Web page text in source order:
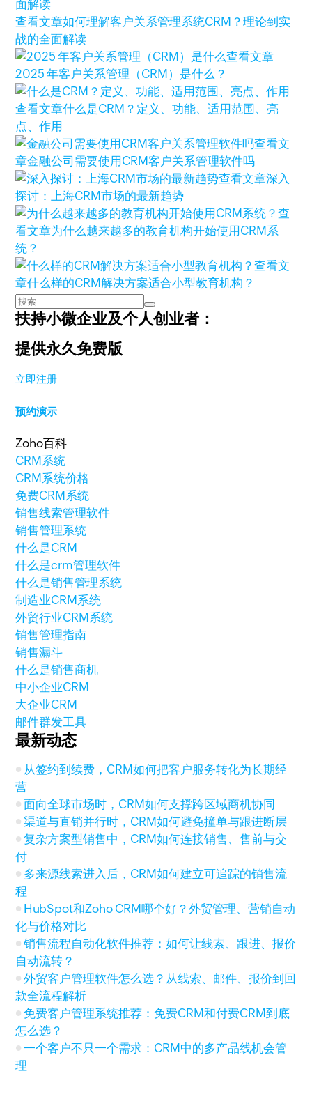
查看文章如何理解客户关系管理系统CRM？理论到实
战的全面解读
查看文章
2025 年客户关系管理（CRM）是什么？
查看文章什么是CRM？定义、功能、适用范围、亮
点、作用
查看文
章金融公司需要使用CRM客户关系管理软件吗
查看文章深入
探讨：上海CRM市场的最新趋势
查
看文章为什么越来越多的教育机构开始使用CRM系
统？
查看文
章什么样的CRM解决方案适合小型教育机构？
扶持小微企业及个人创业者：
提供永久免费版
立即注册
预约演示
Zoho百科
CRM系统
CRM系统价格
免费CRM系统
销售线索管理软件
销售管理系统
什么是CRM
什么是crm管理软件
什么是销售管理系统
制造业CRM系统
外贸行业CRM系统
销售管理指南
销售漏斗
什么是销售商机
中小企业CRM
大企业CRM
邮件群发工具
最新动态
从签约到续费，CRM如何把客户服务转化为长期经
营
面向全球市场时，CRM如何支撑跨区域商机协同
渠道与直销并行时，CRM如何避免撞单与跟进断层
复杂方案型销售中，CRM如何连接销售、售前与交
付
多来源线索进入后，CRM如何建立可追踪的销售流
程
HubSpot和Zoho CRM哪个好？外贸管理、营销自动
化与价格对比
销售流程自动化软件推荐：如何让线索、跟进、报价
自动流转？
外贸客户管理软件怎么选？从线索、邮件、报价到回
款全流程解析
免费客户管理系统推荐：免费CRM和付费CRM到底
怎么选？
一个客户不只一个需求：CRM中的多产品线机会管
理